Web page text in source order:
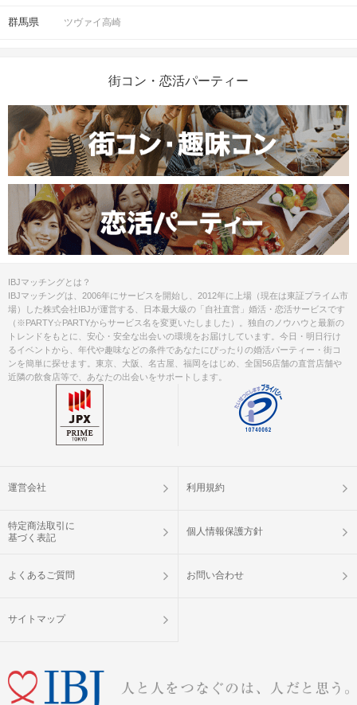
群馬県 ツヴァイ高崎
街コン・恋活パーティー
IBJマッチングとは？
IBJマッチングは、2006年にサービスを開始し、2012年に上場（現在は東証プライム市
場）した株式会社IBJが運営する、日本最大級の「自社直営」婚活・恋活サービスです
（※PARTY☆PARTYからサービス名を変更いたしました）。独自のノウハウと最新の
トレンドをもとに、安心・安全な出会いの環境をお届けしています。今日・明日行け
るイベントから、年代や趣味などの条件であなたにぴったりの婚活パーティー・街コ
ンを簡単に探せます。東京、大阪、名古屋、福岡をはじめ、全国56店舗の直営店舗や
近隣の飲食店等で、あなたの出会いをサポートします。
運営会社 利用規約
特定商法取引に
基づく表記
個人情報保護方針
よくあるご質問 お問い合わせ
サイトマップ